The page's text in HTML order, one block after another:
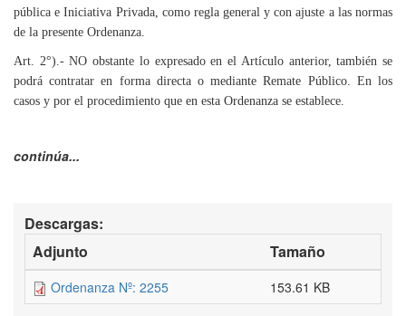
pública e Iniciativa Privada, como regla general y con ajuste a las normas
de la presente Ordenanza.
Art. 2°).- NO obstante lo expresado en el Artículo anterior, también se
podrá contratar en forma directa o mediante Remate Público. En los
casos y por el procedimiento que en esta Ordenanza se establece.
continúa...
Descargas:
Adjunto
Tamaño
Ordenanza Nº: 2255 153.61 KB